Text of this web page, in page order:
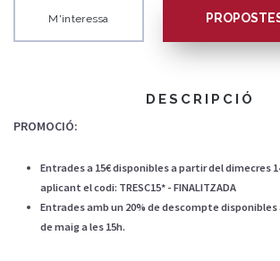
M'interessa
DESCRIPCIÓ
PROMOCIÓ:
Entrades a 15€ disponibles a partir del dimecres
aplicant el codi: TRESC15* - FINALITZADA
Entrades amb un 20% de descompte
de maig a les 15h.